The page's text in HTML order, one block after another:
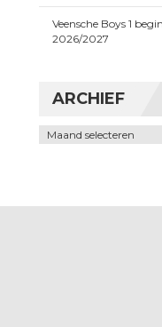
Veensche Boys 1
2026/2027
ARCHIEF
Archief